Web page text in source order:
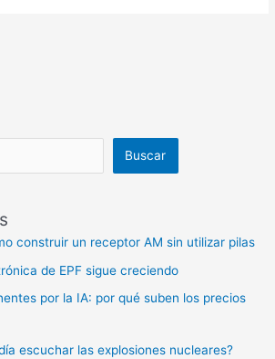
Buscar
construir un receptor AM sin utilizar pilas
de EPF sigue creciendo
por la IA: por qué suben los precios
escuchar las explosiones nucleares?